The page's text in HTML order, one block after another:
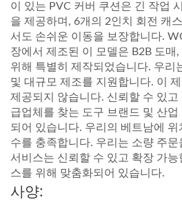
이 있는 PVC 커버 쿠션은 긴 작업
을 제공하며, 6개의 2인치 회전 캐
서도 손쉬운 이동을 보장합니다.
장에서 제조된 이 모델은 B2B 도매
위해 특별히 제작되었습니다. 우리
및 대규모 제조를 지원합니다. 이
제공되지 않습니다. 신뢰할 수 있
급업체를 찾는 도구 브랜드 및 산
되어 있습니다. 우리의 베트남에 위
수를 충족합니다. 우리는 소량 주문
서비스는 신뢰할 수 있고 확장 가능
스를 위해 맞춤화되어 있습니다.
사양: